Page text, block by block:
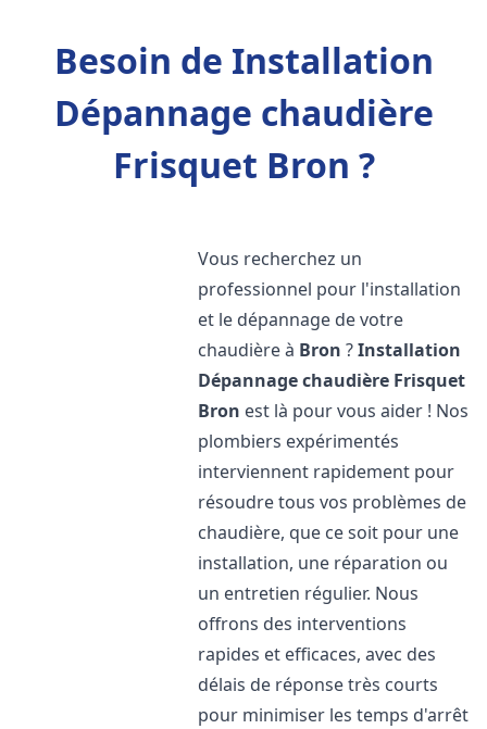
Besoin de Installation
Dépannage chaudière
Frisquet Bron ?
Vous recherchez un
professionnel pour l'installation
et le dépannage de votre
chaudière à Bron ?Installation
Dépannage chaudière Frisquet
Bron est là pour vous aider ! Nos
plombiers expérimentés
interviennent rapidement pour
résoudre tous vos problèmes de
chaudière, que ce soit pour une
installation, une réparation ou
un entretien régulier. Nous
offrons des interventions
rapides et efficaces, avec des
délais de réponse très courts
pour minimiser les temps d'arrêt